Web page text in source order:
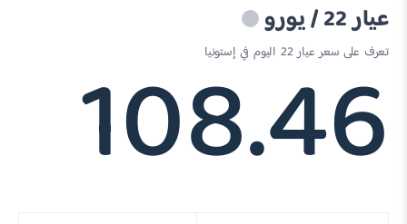
عيار 22 / يورو
تعرف على سعر عيار 22 اليوم في إستونيا
108.46